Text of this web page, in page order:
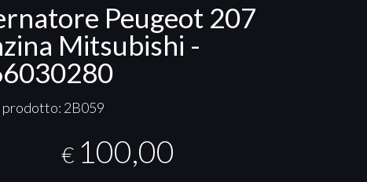
Peugeot 207
Mitsubishi -
prodotto: 2B059
€ 100,00